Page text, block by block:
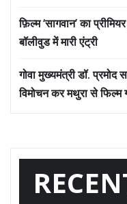
फ़िल्म ‘सागवान’ का
बॉलीवुड में मारी एंट्री
गोवा मुख्यमंत्री डॉ. प्रमोद
विमोचन कर मथुरा से फिल्म